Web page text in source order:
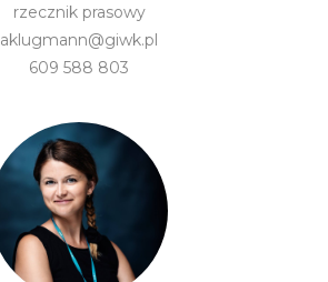
rzecznik prasowy
aklugmann@giwk.pl
609 588 803